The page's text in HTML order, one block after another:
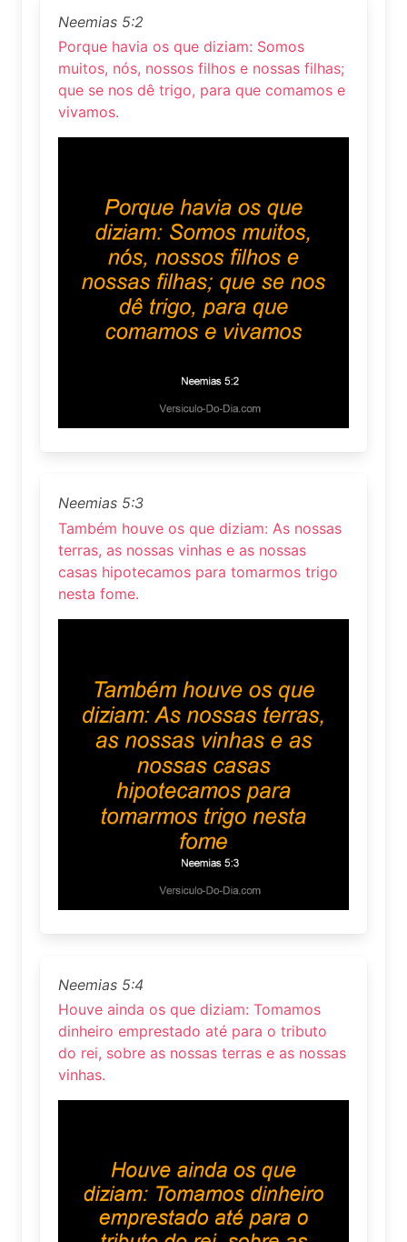
Neemias 5:2
Porque havia os que diziam: Somos
muitos, nós, nossos filhos e nossas filhas;
que se nos dê trigo, para que comamos e
vivamos.
Neemias 5:3
Também houve os que diziam: As nossas
terras, as nossas vinhas e as nossas
casas hipotecamos para tomarmos trigo
nesta fome.
Neemias 5:4
Houve ainda os que diziam: Tomamos
dinheiro emprestado até para o tributo
do rei, sobre as nossas terras e as nossas
vinhas.